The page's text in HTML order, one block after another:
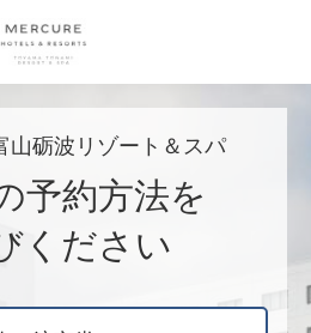
山砺波リゾート＆スパ
予約方法を
ください